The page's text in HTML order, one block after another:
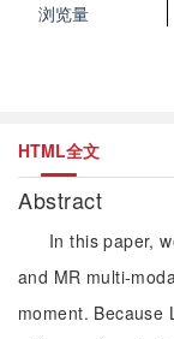
浏览量
HTML全文
Abstract
In this paper,
and MR multi-
moment. Because